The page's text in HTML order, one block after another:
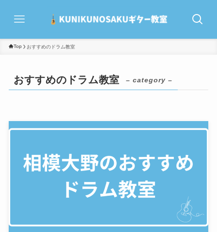
Top おすすめのドラム教室
おすすめのドラム教室 – category –